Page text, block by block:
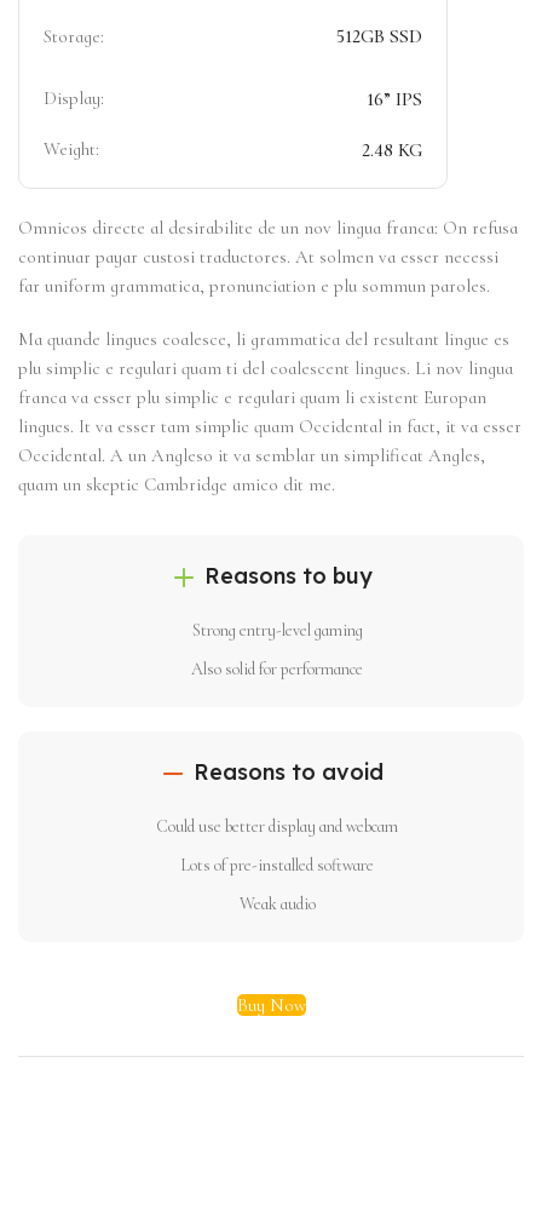
Storage: 512GB SSD
Display: 16” IPS
Weight: 2.48 KG
Omnicos directe al desirabilite de un nov lingua franca: On refusa
continuar payar custosi traductores. At solmen va esser necessi
far uniform grammatica, pronunciation e plu sommun paroles.
Ma quande lingues coalesce, li grammatica del resultant lingue es
plu simplic e regulari quam ti del coalescent lingues. Li nov lingua
franca va esser plu simplic e regulari quam li existent Europan
lingues. It va esser tam simplic quam Occidental in fact, it va esser
Occidental. A un Angleso it va semblar un simplificat Angles,
quam un skeptic Cambridge amico dit me.
Reasons to buy
Strong entry-level gaming
Also solid for performance
Reasons to avoid
Could use better display and webcam
Lots of pre-installed software
Weak audio
Buy Now